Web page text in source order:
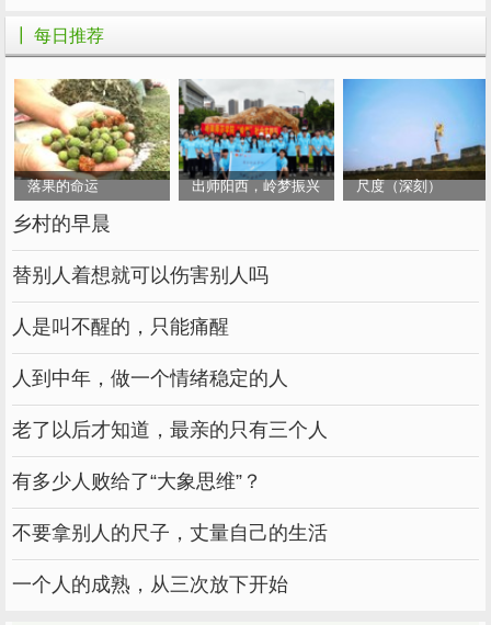
不放心了，他们总是把我们保护的很好。正因为
这样，我们就养成一种依赖父母的心理，碰到一
些不会做的事，会让父母来做，这样就少了我们
亲身体会的机会。而外国父母对孩子却十分放
心，从小让他们自己出去玩，遇到困难让他们自
己解决，还很放心让孩子独自去外国旅游。外国
父母对孩子会有一定的要求，让孩子自己去争取
胜利，而中国的父母总是把我们安排得十分细
致。
同样是父母，同样是爱我们的人，为什么会
有不同的结果呢？我想：我们中国的教育方法是
应该改一改了。我们虽然不能很自由的成长，但
可以学习乌塔的独立能力，自己的事情自己做。
四年级上册第七单元作文：从《乌塔》想到
的450字
今天我们学了一片新文章，名叫《乌塔》，
┃ 每日推荐
落果的命运 出师阳西，岭梦振兴 尺度（深刻）
乡村的早晨
替别人着想就可以伤害别人吗
人是叫不醒的，只能痛醒
人到中年，做一个情绪稳定的人
老了以后才知道，最亲的只有三个人
有多少人败给了“大象思维”？
不要拿别人的尺子，丈量自己的生活
一个人的成熟，从三次放下开始